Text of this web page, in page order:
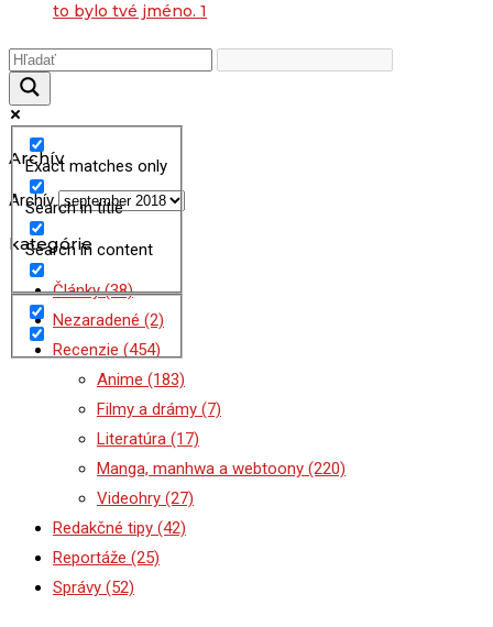
to bylo tvé jméno. 1
Exact matches only
Search in title
Search in content
Archív
Archív
kategórie
Články(38)
Nezaradené (2)
Recenzie (454)
Anime (183)
Filmy a drámy (7)
Literatúra (17)
Manga, manhwa a webtoony (220)
Videohry (27)
Redakčné tipy (42)
Reportáže (25)
Správy (52)